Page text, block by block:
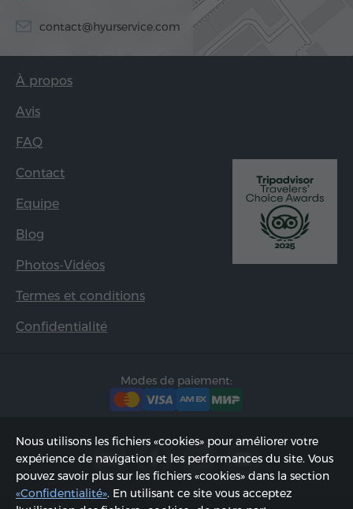
contact@hyurservice.com
À propos
Avis
FAQ
Contact
Equipe
Blog
Photos-Vidéos
Termes et conditions
Confidentialité
Modes de paiement:
Nous utilisons les fichiers «cookies» pour améliorer votre
expérience de navigation et les performances du site. Vous
pouvez savoir plus sur les fichiers «cookies» dans la section
«Confidentialité». En utilisant ce site vous acceptez